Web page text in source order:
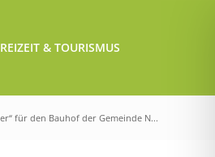
& TOURISMUS
für den Bauhof der Gemeinde N...